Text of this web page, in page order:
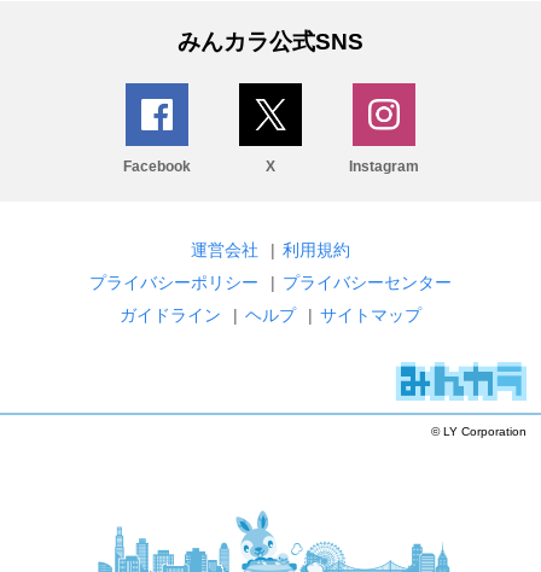
みんカラ公式SNS
Facebook X Instagram
運営会社 | 利用規約
プライバシーポリシー
| プライバシーセンター
ガイドライン
| ヘルプ | サイトマップ
© LY Corporation